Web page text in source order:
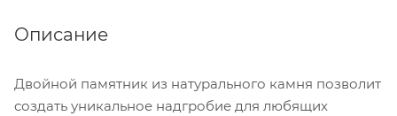
Описание
Двойной памятник из натурального камня позволит
создать уникальное надгробие для любящих